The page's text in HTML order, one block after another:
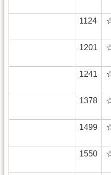
1124
1201
1241
1378
1499
1550